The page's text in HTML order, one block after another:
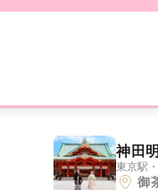
神田
東京駅
御